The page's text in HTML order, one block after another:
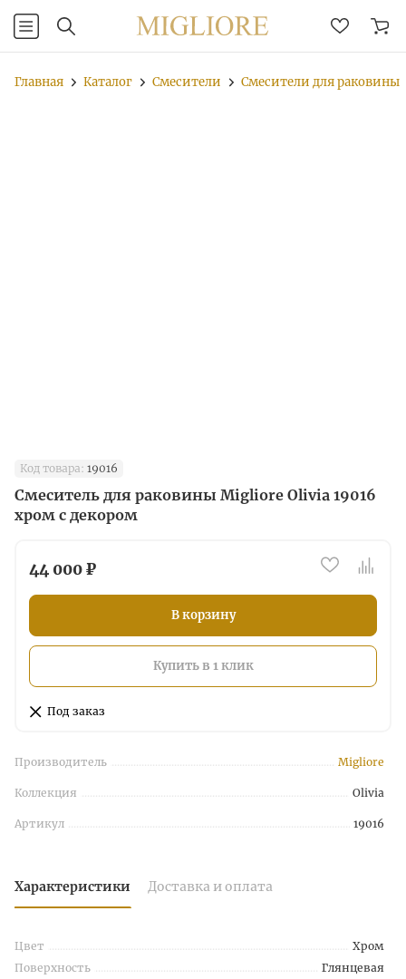
Главная Каталог Смесители Смесители для раковины
Код товара: 19016
Смеситель для раковины Migliore Olivia 19016
хром с декором
44 000 ₽
В корзину
Купить в 1 клик
Под заказ
Производитель Migliore
Коллекция Olivia
Артикул 19016
Характеристики Доставка и оплата
Цвет
Хром
Поверхность
Глянцевая